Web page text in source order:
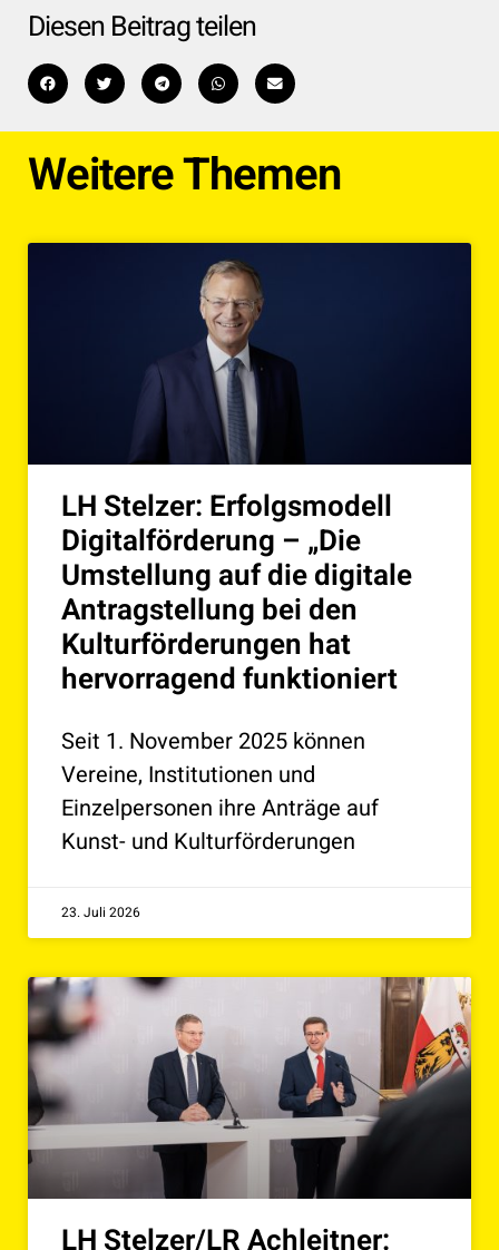
Diesen Beitrag teilen
Weitere Themen
LH Stelzer: Erfolgsmodell
Digitalförderung – „Die
Umstellung auf die digitale
Antragstellung bei den
Kulturförderungen hat
hervorragend funktioniert
Seit 1. November 2025 können
Vereine, Institutionen und
Einzelpersonen ihre Anträge auf
Kunst- und Kulturförderungen
23. Juli 2026